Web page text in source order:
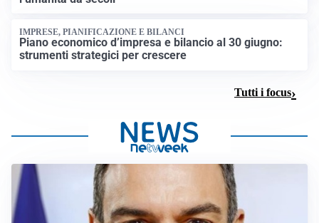
IMPRESE, PIANIFICAZIONE E BILANCI
Piano economico d’impresa e bilancio al 30 giugno:
strumenti strategici per crescere
Tutti i focus